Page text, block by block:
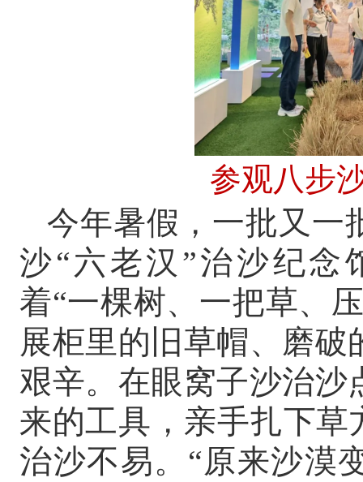
参观八步
今年暑假，一批又一
沙“六老汉”治沙纪念
着“一棵树、一把草、
展柜里的旧草帽、磨
艰辛。在眼窝子沙治沙
来的工具，亲手扎下草
治沙不易。“原来沙漠